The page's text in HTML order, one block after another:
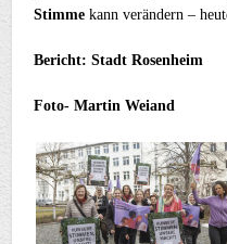
Stimme kann verändern –
Bericht: Stadt Rosenheim
Foto- Martin Weiand